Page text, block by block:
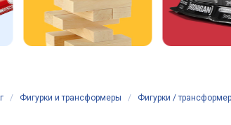
/ Фигурки и трансформеры / Фигурки /